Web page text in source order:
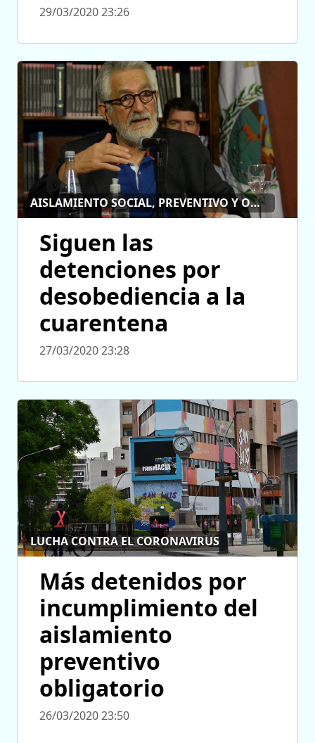
29/03/2020 23:26
AISLAMIENTO SOCIAL, PREVENTIVO Y OBLIGATORIO
Siguen las
detenciones por
desobediencia a la
cuarentena
27/03/2020 23:28
LUCHA CONTRA EL CORONAVIRUS
Más detenidos por
incumplimiento del
aislamiento
preventivo
obligatorio
26/03/2020 23:50